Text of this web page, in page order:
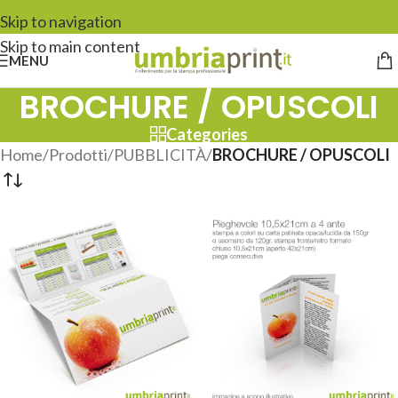
Skip to navigation
Skip to main content
MENU
BROCHURE / OPUSCOLI
Categories
Home/Prodotti/PUBBLICITÀ/BROCHURE / OPUSCOLI